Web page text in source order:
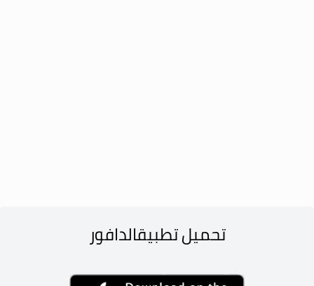
تحميل تطبيقالدافور